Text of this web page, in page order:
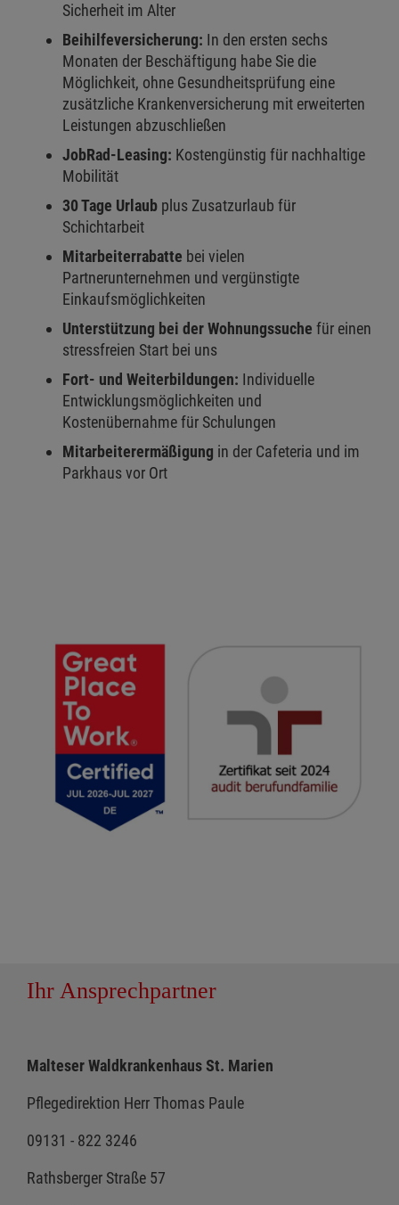
Sicherheit im Alter
Beihilfeversicherung: In den ersten sechs
Monaten der Beschäftigung habe Sie die
Möglichkeit, ohne Gesundheitsprüfung eine
zusätzliche Krankenversicherung mit erweiterten
Leistungen abzuschließen
JobRad-Leasing: Kostengünstig für nachhaltige
Mobilität
30 Tage Urlaub plus Zusatzurlaub für
Schichtarbeit
Mitarbeiterrabatte bei vielen
Partnerunternehmen und vergünstigte
Einkaufsmöglichkeiten
Unterstützung bei der Wohnungssuche für einen
stressfreien Start bei uns
Fort- und Weiterbildungen: Individuelle
Entwicklungsmöglichkeiten und
Kostenübernahme für Schulungen
Mitarbeiterermäßigung in der Cafeteria und im
Parkhaus vor Ort
Ihr Ansprechpartner
Malteser Waldkrankenhaus St. Marien
Pflegedirektion Herr Thomas Paule
09131 - 822 3246
Rathsberger Straße 57